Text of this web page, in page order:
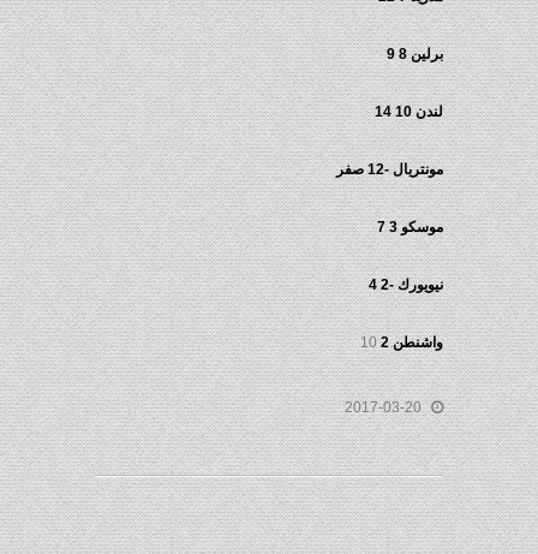
برلين 8 9
لندن 10 14
مونتريال -12 صفر
موسكو 3 7
نيويورك -2 4
واشنطن 2 10
2017-03-20